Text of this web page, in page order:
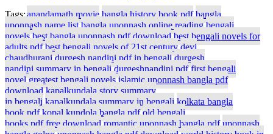
Tags:anandamath movie bangla history book pdf bangla
uponnash name list bangla uponnash online reading bengali
novels best bangla uponnash pdf download best bengali novels for
adults pdf best bengali novels of 21st century devi
chaudhurani durgesh nandini pdf in bengali durgesh
nandini summary in bengali durgeshnandini pdf first bengali
novel greatest bengali novels islamic uponnash bangla pdf
download kapalkundala story summary
in bengali kapalkundala summary in bengali kolkata bangla
book pdf kopal kundola bangla pdf old bengali
books pdf free download romantic uponnash bangla pdf uponnash